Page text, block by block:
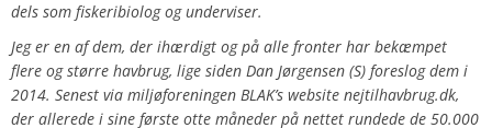
dels som fiskeribiolog og underviser.
Jeg er en af dem, der ihærdigt og på alle fronter har bekæmpet
flere og større havbrug, lige siden Dan Jørgensen (S) foreslog dem i
2014. Senest via miljøforeningen BLAK’s website nejtilhavbrug.dk,
der allerede i sine første otte måneder på nettet rundede de 50.000